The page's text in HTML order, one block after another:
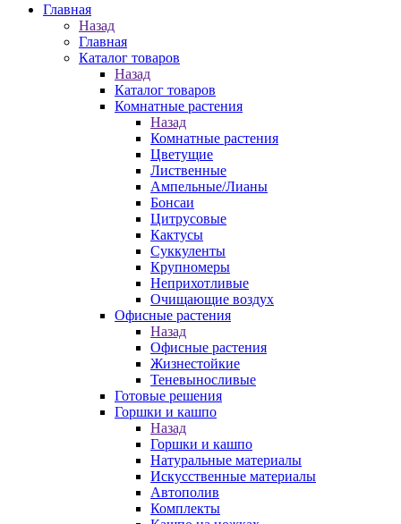
Главная
Назад
Главная
Каталог товаров
Назад
Каталог товаров
Комнатные растения
Назад
Комнатные растения
Цветущие
Лиственные
Ампельные/Лианы
Бонсаи
Цитрусовые
Кактусы
Суккуленты
Крупномеры
Неприхотливые
Очищающие воздух
Офисные растения
Назад
Офисные растения
Жизнестойкие
Теневыносливые
Готовые решения
Горшки и кашпо
Назад
Горшки и кашпо
Натуральные материалы
Искусственные материалы
Автополив
Комплекты